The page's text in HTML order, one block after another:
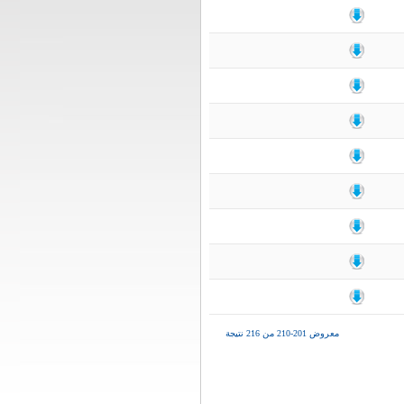
معروض 201-210 من 216 نتيجة